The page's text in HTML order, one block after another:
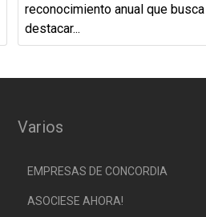
reconocimiento anual que busca
destacar...
Varios
EMPRESAS DE CONCORDIA
ASOCIESE AHORA!